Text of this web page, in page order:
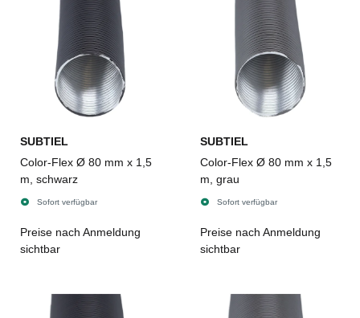
SUBTIEL
Color-Flex Ø 80 mm x 1,5
m, schwarz
Sofort verfügbar
Preise nach Anmeldung
sichtbar
SUBTIEL
Color-Flex Ø 80 mm x 1,5
m, grau
Sofort verfügbar
Preise nach Anmeldung
sichtbar